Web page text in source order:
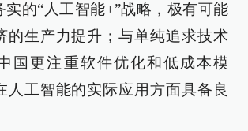
实的“人工智能+”战略，极有可能
的生产力提升；与单纯追求技术
国更注重软件优化和低成本模
人工智能的实际应用方面具备良